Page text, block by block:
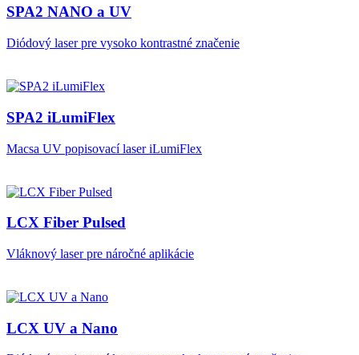
SPA2 NANO a UV
Diódový laser pre vysoko kontrastné značenie
SPA2 iLumiFlex
Macsa UV popisovací laser iLumiFlex
LCX Fiber Pulsed
Vláknový laser pre náročné aplikácie
LCX UV a Nano